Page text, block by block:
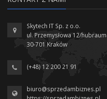
Skytech IT Sp. z o.o.
ul. Przemysłowa 12/hubraum
30-701 Kraków
(+48) 12 200 21 91
biuro@sprzedambiznes.pl